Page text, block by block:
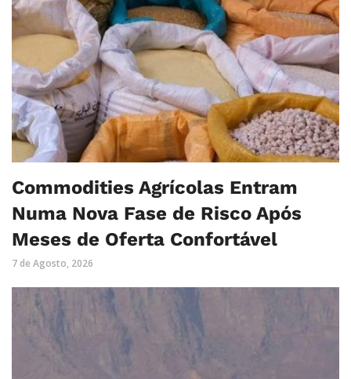
Commodities Agrícolas Entram
Numa Nova Fase de Risco Após
Meses de Oferta Confortável
7 de Agosto, 2026